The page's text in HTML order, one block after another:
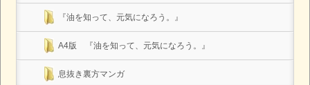
『油を知って、元気になろう。』
A4版 『油を知って、元気になろう。』
息抜き裏方マンガ